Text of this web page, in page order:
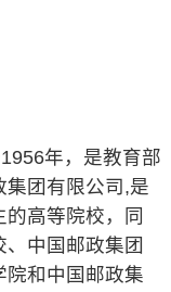
年，是教育部
集团有限公司,是
高等院校，同
中国邮政集团
院和中国邮政集